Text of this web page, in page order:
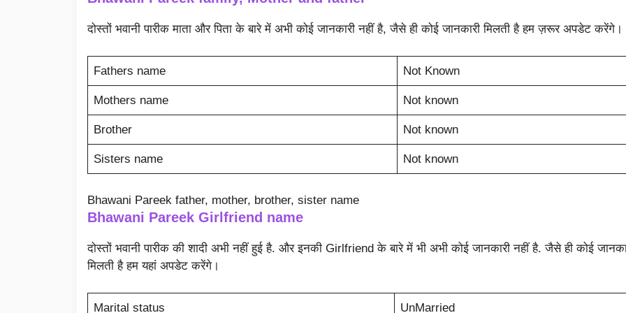
दोस्तों भवानी पारीक माता और पिता के बारे में अभी कोई जानकारी नहीं है, जैसे ही कोई जानकारी मिलती है हम ज़रूर अपडेट करेंगे।
Fathers name Not Known
Mothers name Not known
Brother Not known
Sisters name Not known
Bhawani Pareek father, mother, brother, sister name
Bhawani Pareek Girlfriend name
दोस्तों भवानी पारीक की शादी अभी नहीं हुई है. और इनकी Girlfriend के बारे में भी अभी कोई जानकारी नहीं है. जैसे ही कोई
मिलती है हम यहां अपडेट करेंगे।
Marital status UnMarried